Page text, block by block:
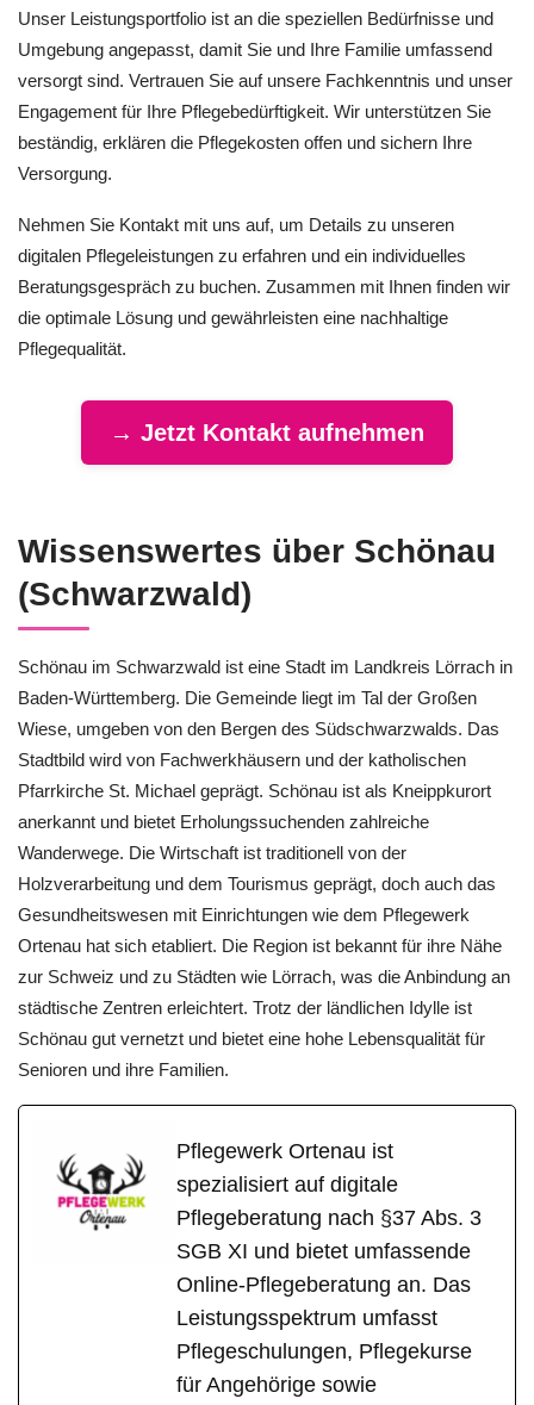
Unser Leistungsportfolio ist an die speziellen Bedürfnisse und
Umgebung angepasst, damit Sie und Ihre Familie umfassend
versorgt sind. Vertrauen Sie auf unsere Fachkenntnis und unser
Engagement für Ihre Pflegebedürftigkeit. Wir unterstützen Sie
beständig, erklären die Pflegekosten offen und sichern Ihre
Versorgung.
Nehmen Sie Kontakt mit uns auf, um Details zu unseren
digitalen Pflegeleistungen zu erfahren und ein individuelles
Beratungsgespräch zu buchen. Zusammen mit Ihnen finden wir
die optimale Lösung und gewährleisten eine nachhaltige
Pflegequalität.
→ Jetzt Kontakt aufnehmen
Wissenswertes über Schönau
(Schwarzwald)
Schönau im Schwarzwald ist eine Stadt im Landkreis Lörrach in
Baden-Württemberg. Die Gemeinde liegt im Tal der Großen
Wiese, umgeben von den Bergen des Südschwarzwalds. Das
Stadtbild wird von Fachwerkhäusern und der katholischen
Pfarrkirche St. Michael geprägt. Schönau ist als Kneippkurort
anerkannt und bietet Erholungssuchenden zahlreiche
Wanderwege. Die Wirtschaft ist traditionell von der
Holzverarbeitung und dem Tourismus geprägt, doch auch das
Gesundheitswesen mit Einrichtungen wie dem Pflegewerk
Ortenau hat sich etabliert. Die Region ist bekannt für ihre Nähe
zur Schweiz und zu Städten wie Lörrach, was die Anbindung an
städtische Zentren erleichtert. Trotz der ländlichen Idylle ist
Schönau gut vernetzt und bietet eine hohe Lebensqualität für
Senioren und ihre Familien.
Pflegewerk Ortenau ist
spezialisiert auf digitale
Pflegeberatung nach §37 Abs. 3
SGB XI und bietet umfassende
Online-Pflegeberatung an. Das
Leistungsspektrum umfasst
Pflegeschulungen, Pflegekurse
für Angehörige sowie